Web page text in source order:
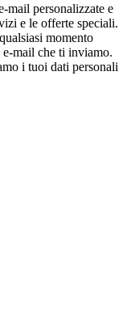
mail personalizzate e
e le offerte speciali.
momento
mail che ti inviamo.
i tuoi dati personali